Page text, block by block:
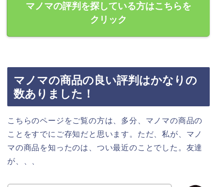
マノマの評判を探している方はこちらを
クリック
マノマの商品の良い評判はかなりの
数ありました！
こちらのページをご覧の方は、多分、マノマの商品の
ことをすでにご存知だと思います。ただ、私が、マノ
マの商品を知ったのは、つい最近のことでした。友達
が、、、